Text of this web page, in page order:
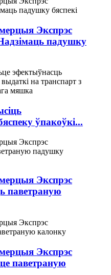
Экспрэс
падушку
ўпакоўкі...
Экспрэс
паветраную
Экспрэс
паветраную